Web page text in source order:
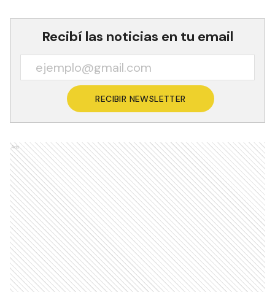
Recibí las noticias en tu email
RECIBIR NEWSLETTER
Ads